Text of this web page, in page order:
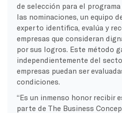
de selección para el
las nominaciones, un equipo
experto identifica, evalúa y
empresas que consideran
por sus logros. Este método
independientemente del
empresas puedan ser
condiciones.
“Es un inmenso honor recibir
parte de The Business